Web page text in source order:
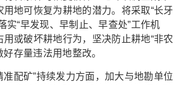
地可恢复为耕地的潜力。将采取“长牙
实“早发现、早制止、早查处”工作机
或破坏耕地行为，坚决防止耕地“非农
好存量违法用地整改。
配矿”持续发力方面，加大与地勘单位